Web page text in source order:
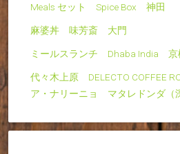
Meals セット Spice Box 神田
麻婆丼 味芳斎 大門
ミールスランチ Dhaba India 京
代々木上原 DELECTO COFFEE
ア・ナリーニョ マタレドンダ（